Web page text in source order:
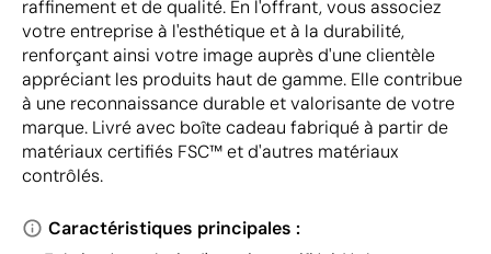
raffinement et de qualité. En l'offrant, vous associez
votre entreprise à l'esthétique et à la durabilité,
renforçant ainsi votre image auprès d'une clientèle
appréciant les produits haut de gamme. Elle contribue
à une reconnaissance durable et valorisante de votre
marque. Livré avec boîte cadeau fabriqué à partir de
matériaux certifiés FSC™ et d'autres matériaux
contrôlés.
Caractéristiques principales :